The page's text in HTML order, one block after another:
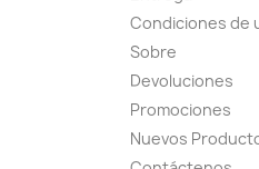
Condiciones de
Sobre
Devoluciones
Promociones
Nuevos